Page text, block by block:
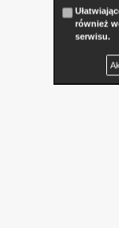
również
serwisu.